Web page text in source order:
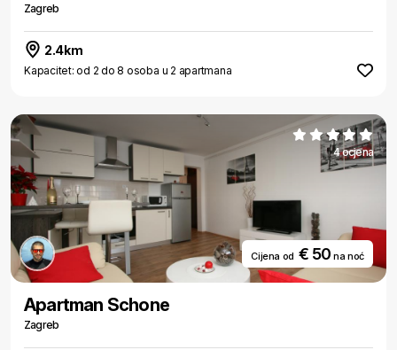
Zagreb
2.4km
Kapacitet: od 2 do 8 osoba u 2 apartmana
4 ocjena
Cijena od € 50na noć
Apartman Schone
Zagreb